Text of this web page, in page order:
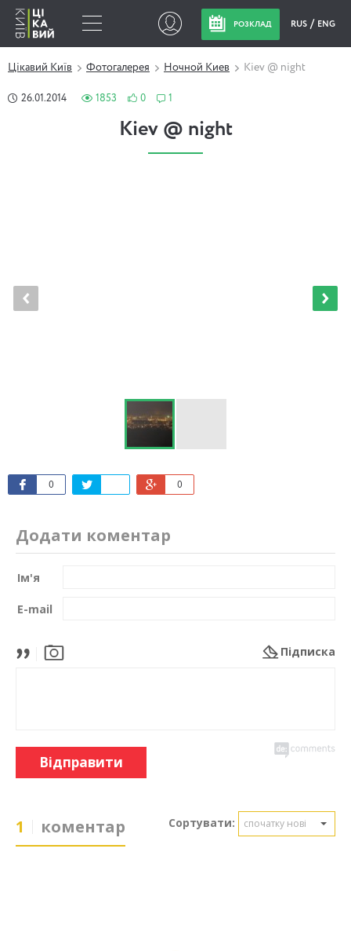
РОЗКЛАД RUS ENG
Цікавий Київ Фотогалерея Ночной Киев Kiev @ night
26.01.2014 1853 0 1
Kiev @ night
0 0
Додати коментар
Ім'я
E-mail
Підписка
Відправити
1 коментар Сортувати: спочатку нові